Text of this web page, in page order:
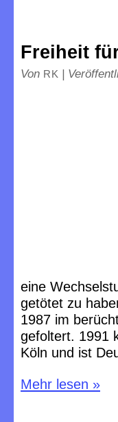
Freiheit
Von RK |
eine
getötet zu
1987 im
gefoltert. 1991
Köln und ist
Mehr lesen »